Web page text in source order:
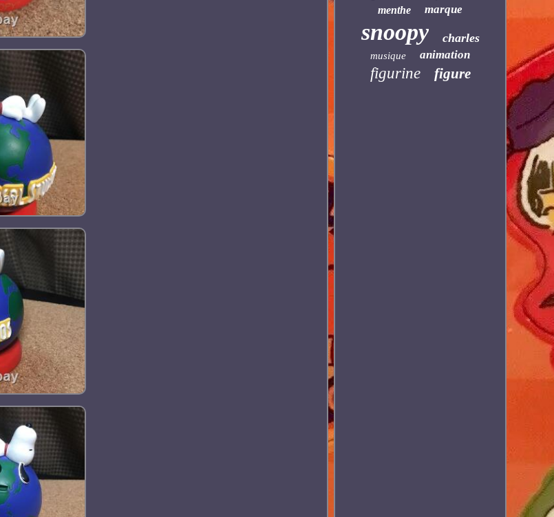
menthe
marque
snoopy charles
musique animation
figurine figure